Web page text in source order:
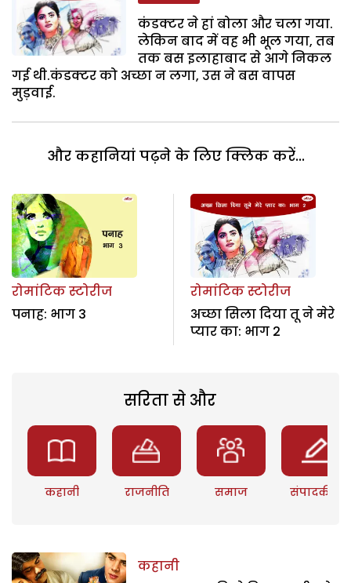
कंडक्टर ने हां बोला और चला गया.
लेकिन बाद में वह भी भूल गया, तब
तक बस इलाहाबाद से आगे निकल
गई थी.कंडक्टर को अच्छा न लगा, उस ने बस वापस
मुड़वाई.
और कहानियां पढ़ने के लिए क्लिक करें...
रोमांटिक स्टोरीज
पनाह: भाग 3
रोमांटिक स्टोरीज
अच्छा सिला दिया तू ने मेरे
प्यार का: भाग 2
सरिता से और
कहानी राजनीति समाज संपादकीय
कहानी